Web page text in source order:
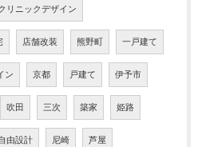
リニックデザイン
店舗改装 熊野町 一戸建て
ン 京都 戸建て 伊予市
吹田 三次 築家 姫路
由設計 尼崎 芦屋